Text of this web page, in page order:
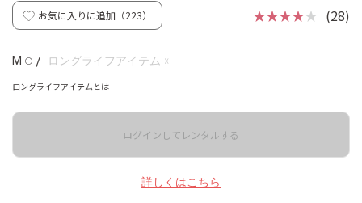
お気に入りに追加（223） ★★★★★ (28)
M ◯ / ロングライフアイテム ☓
ロングライフアイテムとは
ログインしてレンタルする
詳しくはこちら